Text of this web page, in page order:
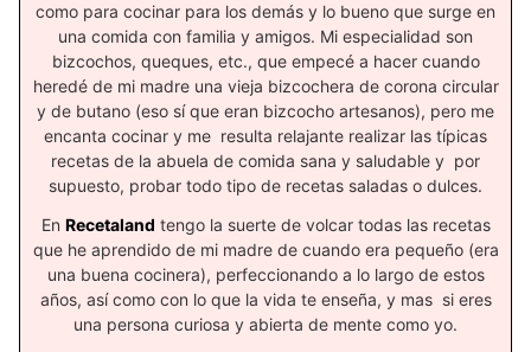
como para cocinar para los demás y lo bueno que surge en
una comida con familia y amigos. Mi especialidad son
bizcochos, queques, etc., que empecé a hacer cuando
heredé de mi madre una vieja bizcochera de corona circular
y de butano (eso sí que eran bizcocho artesanos), pero me
encanta cocinar y me resulta relajante realizar las típicas
recetas de la abuela de comida sana y saludable y por
supuesto, probar todo tipo de recetas saladas o dulces.
En Recetaland tengo la suerte de volcar todas las recetas
que he aprendido de mi madre de cuando era pequeño (era
una buena cocinera), perfeccionando a lo largo de estos
años, así como con lo que la vida te enseña, y mas si eres
una persona curiosa y abierta de mente como yo.